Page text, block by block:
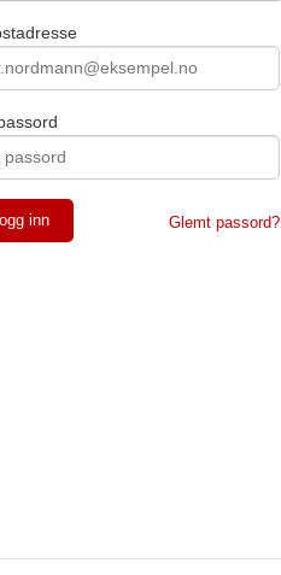
Glemt passord?